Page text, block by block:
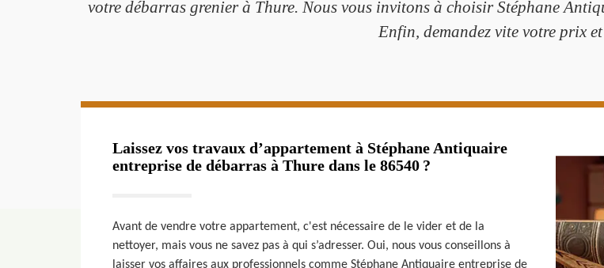
votre débarras grenier à Thure. Nous vous invitons à choisir Stéphane
Enfin, demandez vite votre prix
Laissez vos travaux d’appartement à Stéphane Antiquaire
entreprise de débarras à Thure dans le 86540 ?
Avant de vendre votre appartement, c'est nécessaire de le vider et de la
nettoyer, mais vous ne savez pas à qui s’adresser. Oui, nous vous conseillons à
laisser vos affaires aux professionnels comme Stéphane Antiquaire entreprise de